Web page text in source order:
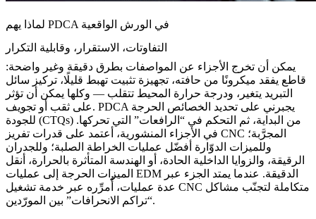
لماذا يهم PDCA في الورش الواقعية
التفاوتات، الاستقرار، وقابلية التكرار
يمكن أن تخرج الأجزاء عن المواصفات بطرق دقيقة وغير واضحة:
قاطع يفقد ميكرونًا من حافته، تجهيزة تثبيت تهبط قليلًا، تركيز سائل
التبريد يتغير، ودرجة حرارة المحيط تتقلب — وكلها يمكن أن تؤثر
على ثقب أو تجويف. PDCA يجبرني على تحديد الخصائص الحرجة
للجودة (CTQs) من البداية، ثم التحكم في “الرافعات” التي تحركها.
في الأجزاء المنشورية، أعتمد على قدرات
تفريز CNC المجرَّبة؛
وللميزات الدوّارة أفضّل عمليات الخراطة الصلبة؛ وللجدران
الرقيقة، والزوايا الداخلية الحادة، أو الهندسة المتأثرة بالحرارة، أنقل
الميزات الحرجة إلى
عمليات EDM الدقيقة. عندما يمتد الجزء عبر
عدة عمليات، أُمرِّره عبر
خدمة تشغيل CNC متكاملة لتجنّب مشاكل
“تراكم الانحرافات” بين المورّدين.